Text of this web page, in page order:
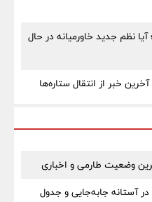
آیا نظم جدید خاورمیانه در حال
خبر از انتقال ستاره‌ها
وضعیت طارمی و اخباری
آستانه جابه‌جایی و جدول